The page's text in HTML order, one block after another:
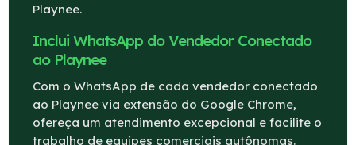
Playnee.
Inclui WhatsApp do Vendedor Conectado
ao Playnee
Com o WhatsApp de cada vendedor conectado
ao Playnee via extensão do Google Chrome,
ofereça um atendimento excepcional e facilite o
trabalho de equipes comerciais autônomas.